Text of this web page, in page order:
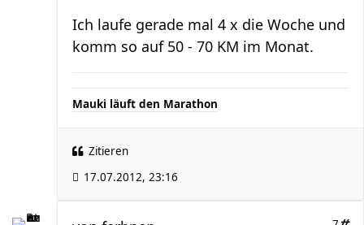
Ich laufe gerade mal 4 x die Woche und
komm so auf 50 - 70 KM im Monat.
Mauki läuft den Marathon
Zitieren
17.07.2012, 23:16